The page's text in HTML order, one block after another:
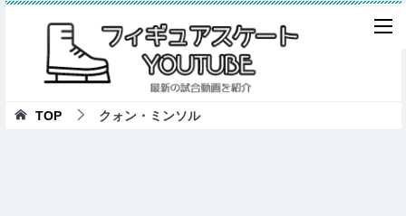
TOP クォン・ミンソル